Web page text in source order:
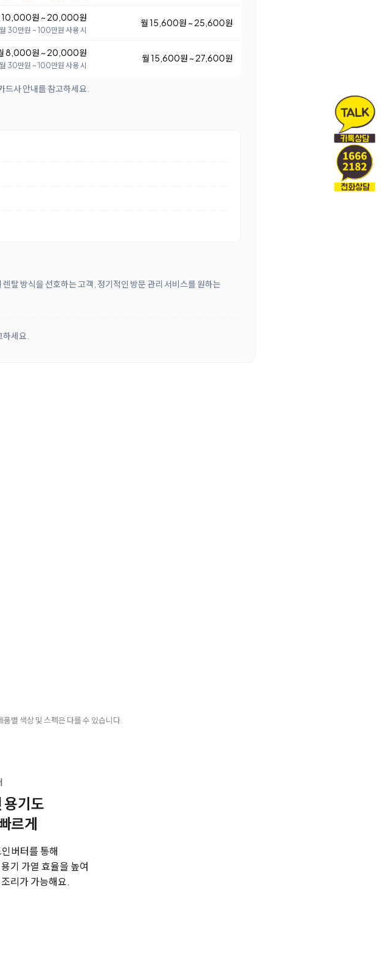
10,000원 ~ 20,000원
월 30만원 ~ 100만원 사용 시
월 15,600원 ~ 25,600원
8,000원 ~ 20,000원
월 30만원 ~ 100만원 사용 시
월 15,600원 ~ 27,600원
드사 안내를 참고하세요.
탈 방식을 선호하는 고객, 정기적인 방문 관리 서비스를 원하는
세요.
별 색상 및 스펙은 다를 수 있습니다.
용기도
르게
버터를 통해
기 가열 효율을 높여
리가 가능해요.